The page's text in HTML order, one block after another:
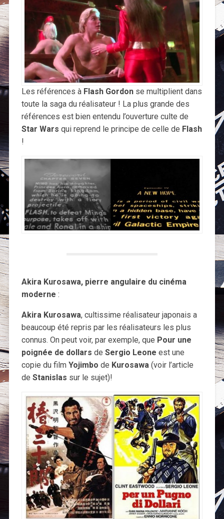
Les références à Flash Gordonse multiplient dans
toute la saga du réalisateur ! La plus grande des
références est bien entendu l’ouverture culte de
Star Wars qui reprend le principe de celle de Flash
!
Akira Kurosawa, pierre angulaire du cinéma
moderne :
Akira Kurosawa, cultissime réalisateur japonais a
beaucoup été repris par les réalisateurs les plus
connus. On peut voir, par exemple, que Pour une
poignée de dollars de Sergio Leone est une
copie du film Yojimbo de Kurosawa(voir l’article
de Stanislas sur le sujet)!